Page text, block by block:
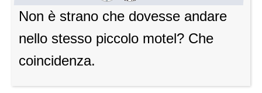
Non è strano che dovesse andare
nello stesso piccolo motel? Che
coincidenza.